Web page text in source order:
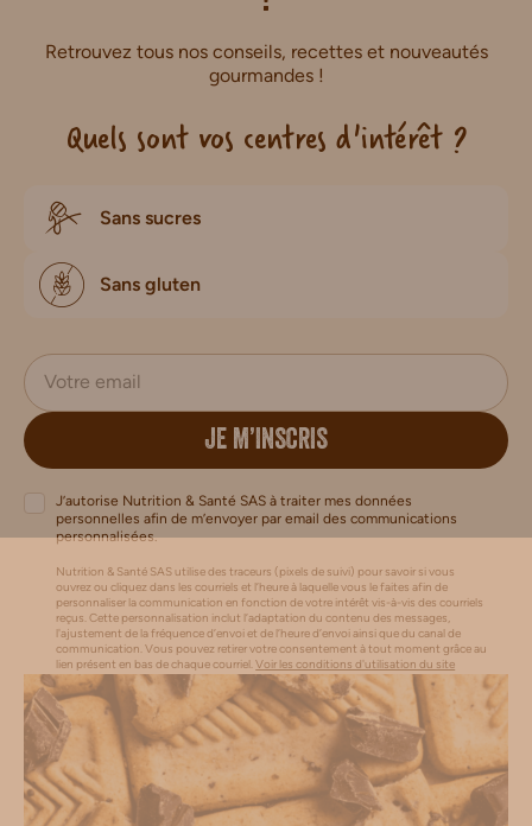
Retrouvez tous nos conseils, recettes et nouveautés
gourmandes !
Quels sont vos centres d'intérêt ?
Sans sucres
Sans gluten
JE M’INSCRIS
J’autorise Nutrition & Santé SAS à traiter mes données
personnelles afin de m’envoyer par email des communications
personnalisées.
Nutrition & Santé SAS utilise des traceurs (pixels de suivi) pour savoir si vous
ouvrez ou cliquez dans les courriels et l’heure à laquelle vous le faites afin de
personnaliser la communication en fonction de votre intérêt vis-à-vis des courriels
reçus. Cette personnalisation inclut l’adaptation du contenu des messages,
l'ajustement de la fréquence d’envoi et de l’heure d’envoi ainsi que du canal de
communication. Vous pouvez retirer votre consentement à tout moment grâce au
lien présent en bas de chaque courriel.Voir les conditions d'utilisation du site